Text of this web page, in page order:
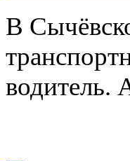
В
водитель.